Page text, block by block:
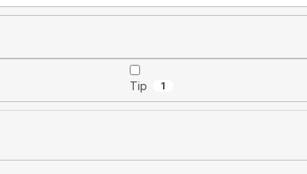
Tip 1